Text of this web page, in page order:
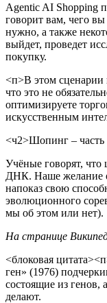
Agentic AI Shopping
говорит вам, чего
нужно, а также
выйдет, проведет
покупку.
<п>В этом сценарии
что это не
оптимизируете
искусственным
<ч2>Шопинг – часть
Учёные говорят, что
ДНК. Наше желание
напоказ свою
эволюционного
мы об этом или нет).
На странице
<блоковая
ген» (1976)
состоящие из генов,
делают.